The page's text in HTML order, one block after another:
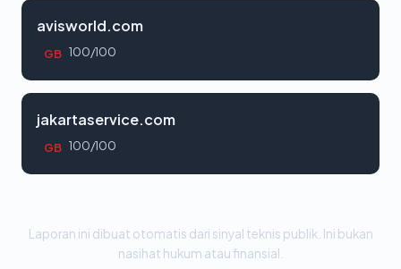
avisworld.com
GB 100/100
jakartaservice.com
GB 100/100
Laporan ini dibuat otomatis dari sinyal teknis publik. Ini bukan
nasihat hukum atau finansial.